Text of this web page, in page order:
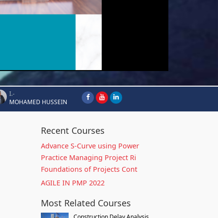
I.-
MOHAMED HUSSEIN
Recent Courses
Advance S-Curve using Power
Practice Managing Project Ri
Foundations of Projects Cont
AGILE IN PMP 2022
Most Related Courses